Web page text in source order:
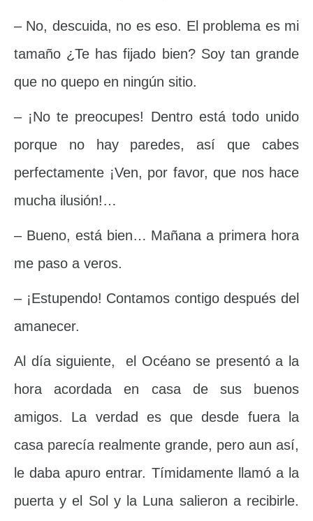
– No, descuida, no es eso. El problema es mi
tamaño ¿Te has fijado bien? Soy tan grande
que no quepo en ningún sitio.
– ¡No te preocupes! Dentro está todo unido
porque no hay paredes, así que cabes
perfectamente ¡Ven, por favor, que nos hace
mucha ilusión!…
– Bueno, está bien… Mañana a primera hora
me paso a veros.
– ¡Estupendo! Contamos contigo después del
amanecer.
Al día siguiente, el Océano se presentó a la
hora acordada en casa de sus buenos
amigos. La verdad es que desde fuera la
casa parecía realmente grande, pero aun así,
le daba apuro entrar. Tímidamente llamó a la
puerta y el Sol y la Luna salieron a recibirle.